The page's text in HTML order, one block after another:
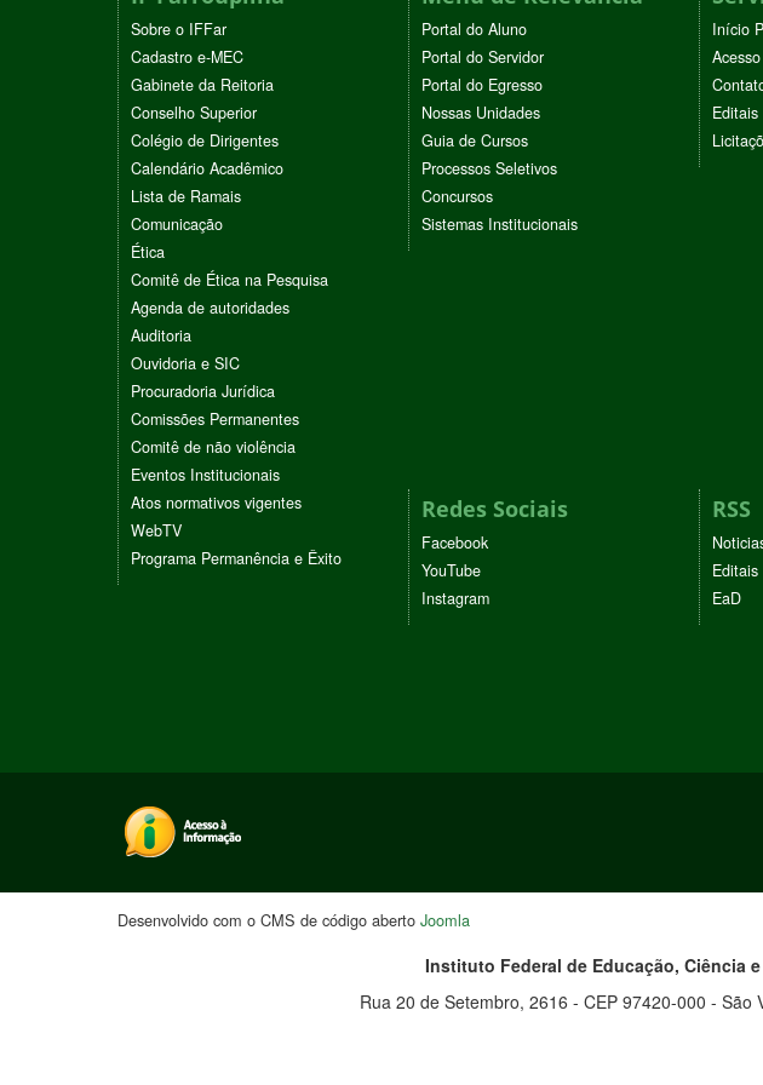
Sobre o IFFar
Cadastro e-MEC
Gabinete da Reitoria
Conselho Superior
Colégio de Dirigentes
Calendário Acadêmico
Lista de Ramais
Comunicação
Ética
Comitê de Ética na Pesquisa
Agenda de autoridades
Auditoria
Ouvidoria e SIC
Procuradoria Jurídica
Comissões Permanentes
Comitê de não violência
Eventos Institucionais
Atos normativos vigentes
WebTV
Programa Permanência e Êxito
Portal do Aluno
Portal do Servidor
Portal do Egresso
Nossas Unidades
Guia de Cursos
Processos Seletivos
Concursos
Sistemas Institucionais
Início
Editais
Redes Sociais
Facebook
YouTube
Instagram
RSS
Editais
EaD
Desenvolvido com o CMS de código aberto Joomla
Instituto Federal de Educação, Ciência
Rua 20 de Setembro, 2616 - CEP 97420-000 -